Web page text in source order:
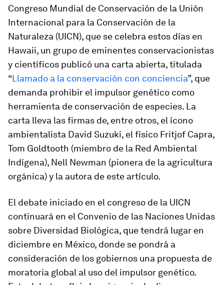
Congreso Mundial de Conservación de la Unión
Internacional para la Conservación de la
Naturaleza (UICN), que se celebra estos días en
Hawaii, un grupo de eminentes conservacionistas
y científicos publicó una carta abierta, titulada
“Llamado a la conservación con conciencia”, que
demanda prohibir el impulsor genético como
herramienta de conservación de especies. La
carta lleva las firmas de, entre otros, el ícono
ambientalista David Suzuki, el físico Fritjof Capra,
Tom Goldtooth (miembro de la Red Ambiental
Indígena), Nell Newman (pionera de la agricultura
orgánica) y la autora de este artículo.
El debate iniciado en el congreso de la UICN
continuará en el Convenio de las Naciones Unidas
sobre Diversidad Biológica, que tendrá lugar en
diciembre en México, donde se pondrá a
consideración de los gobiernos una propuesta de
moratoria global al uso del impulsor genético.